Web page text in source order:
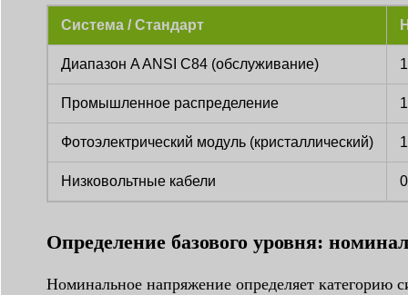
Система / Стандарт
Диапазон A ANSI C84 (обслуживание)
Промышленное распределение
Фотоэлектрический модуль (кристаллический)
Низковольтные кабели
Определение базового уровня:
Номинальное напряжение определяет категорию